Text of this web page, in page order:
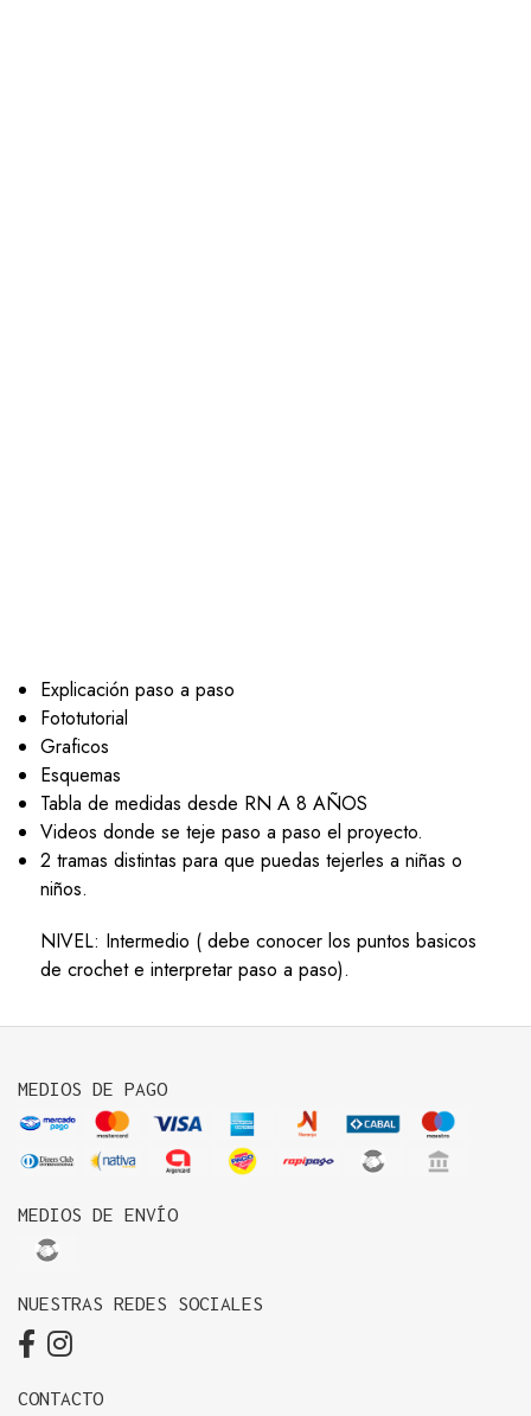
Explicación paso a paso
Fototutorial
Graficos
Esquemas
Tabla de medidas desde RN A 8 AÑOS
Videos donde se teje paso a paso el proyecto.
2 tramas distintas para que puedas tejerles a niñas o
niños.
NIVEL: Intermedio ( debe conocer los puntos basicos
de crochet e interpretar paso a paso).
MEDIOS DE PAGO
MEDIOS DE ENVÍO
NUESTRAS REDES SOCIALES
CONTACTO